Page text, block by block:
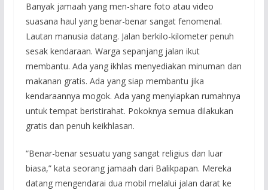
Banyak jamaah yang men-share foto atau video
suasana haul yang benar-benar sangat fenomenal.
Lautan manusia datang. Jalan berkilo-kilometer penuh
sesak kendaraan. Warga sepanjang jalan ikut
membantu. Ada yang ikhlas menyediakan minuman dan
makanan gratis. Ada yang siap membantu jika
kendaraannya mogok. Ada yang menyiapkan rumahnya
untuk tempat beristirahat. Pokoknya semua dilakukan
gratis dan penuh keikhlasan.
“Benar-benar sesuatu yang sangat religius dan luar
biasa,” kata seorang jamaah dari Balikpapan. Mereka
datang mengendarai dua mobil melalui jalan darat ke